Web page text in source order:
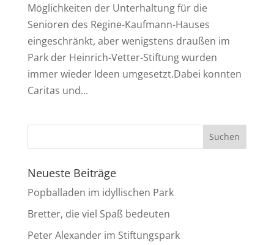
Möglichkeiten der Unterhaltung für die
Senioren des Regine-Kaufmann-Hauses
eingeschränkt, aber wenigstens draußen im
Park der Heinrich-Vetter-Stiftung wurden
immer wieder Ideen umgesetzt.Dabei konnten
Caritas und...
Neueste Beiträge
Popballaden im idyllischen Park
Bretter, die viel Spaß bedeuten
Peter Alexander im Stiftungspark